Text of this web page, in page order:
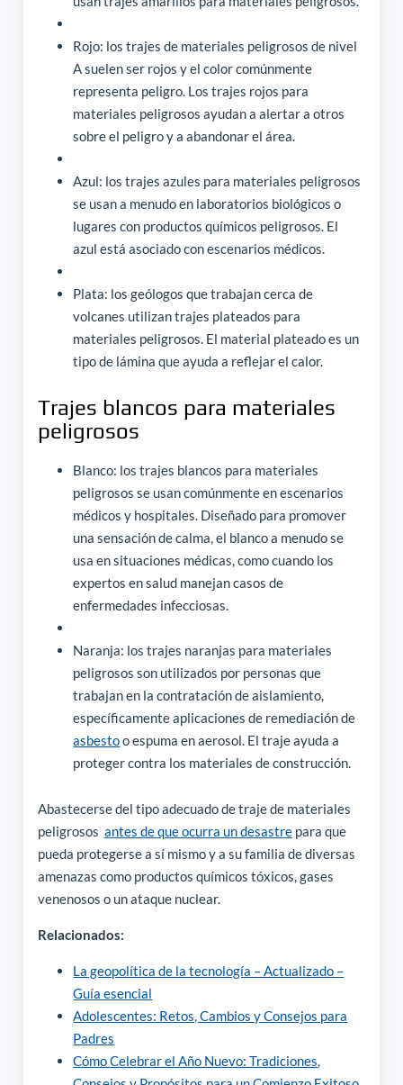
Rojo: los trajes de materiales peligrosos de nivel
A suelen ser rojos y el color comúnmente
representa peligro. Los trajes rojos para
materiales peligrosos ayudan a alertar a otros
sobre el peligro y a abandonar el área.
Azul: los trajes azules para materiales peligrosos
se usan a menudo en laboratorios biológicos o
lugares con productos químicos peligrosos. El
azul está asociado con escenarios médicos.
Plata: los geólogos que trabajan cerca de
volcanes utilizan trajes plateados para
materiales peligrosos. El material plateado es un
tipo de lámina que ayuda a reflejar el calor.
Trajes blancos para materiales
peligrosos
Blanco: los trajes blancos para materiales
peligrosos se usan comúnmente en escenarios
médicos y hospitales. Diseñado para promover
una sensación de calma, el blanco a menudo se
usa en situaciones médicas, como cuando los
expertos en salud manejan casos de
enfermedades infecciosas.
Naranja: los trajes naranjas para materiales
peligrosos son utilizados por personas que
trabajan en la contratación de aislamiento,
específicamente aplicaciones de remediación de
asbestoo espuma en aerosol. El traje ayuda a
proteger contra los materiales de construcción.
Abastecerse del tipo adecuado de traje de materiales
peligrosos antes de que ocurra un desastrepara que
pueda protegerse a sí mismo y a su familia de diversas
amenazas como productos químicos tóxicos, gases
venenosos o un ataque nuclear.
Relacionados:
La geopolítica de la tecnología – Actualizado –
Guía esencial
Adolescentes: Retos, Cambios y Consejos para
Padres
Cómo Celebrar el Año Nuevo: Tradiciones,